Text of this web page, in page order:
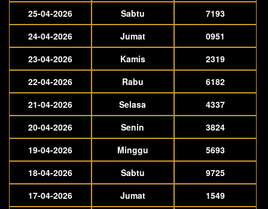
25-04-2026
Sabtu
7193
24-04-2026
Jumat
0951
23-04-2026
Kamis
2319
22-04-2026
Rabu
6182
21-04-2026
Selasa
4337
20-04-2026
Senin
3824
19-04-2026
Minggu
5693
18-04-2026
Sabtu
9725
17-04-2026
Jumat 1549